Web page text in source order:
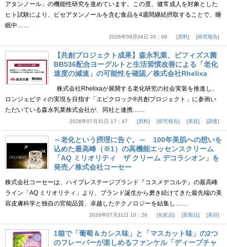
アタンノール」の機能性研究を進めています。この度、健常成人を対象とした
ヒト試験により、ピセアタンノールを含む食品を4週間継続摂取することで、睡
眠中……
2026年08月04日 20：09 原料 研究報告
【共創プロジェクト成果】森永乳業、ビフィズス菌
BB536配合ヨーグルトと生活習慣改善による「老化
速度の減速」の可能性を確認／株式会社Rhelixa
株式会社Rhelixaが展開する老化研究の社会実装を推進し、
ロンジェビティの実現を目指す「エピクロック®共創プロジェクト」に参画い
ただいている森永乳業株式会社が、同社と連携……
2026年07月31日 17：47 原料 研究報告 美容 調査
～老化という摂理に告ぐ。～ 100年美肌への想いを
込めた最高峰（※1）の高機能エッセンスクリーム
「AQ ミリオリティ ザ クリーム デコラシオン」を
発売／株式会社コーセー
株式会社コーセーは、ハイプレステージブランド『コスメデコルテ』の最高峰
ライン「AQ ミリオリティ」より、ブランド誕生から磨き続けてきた最先端の美
容皮膚科学と独自の官能品質、卓越したテクノロジーを結集し……
2026年07月31日 10：26 化粧品 新製品 美容
1箱で「葡萄＆カシス味」と「マスカット味」の2つ
のフレーバーが楽しめるファンケル「ディープチャ